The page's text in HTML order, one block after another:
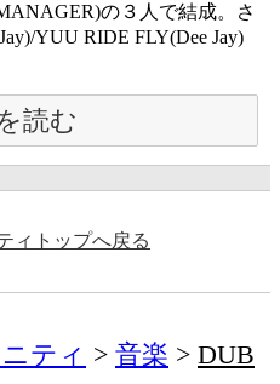
の３人で結成。さ
YUU RIDE FLY(Dee Jay)
読む
ィトップへ戻る
ティ 音楽
DUB